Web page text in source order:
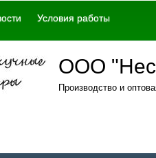
Условия работы
ООО
Производство и